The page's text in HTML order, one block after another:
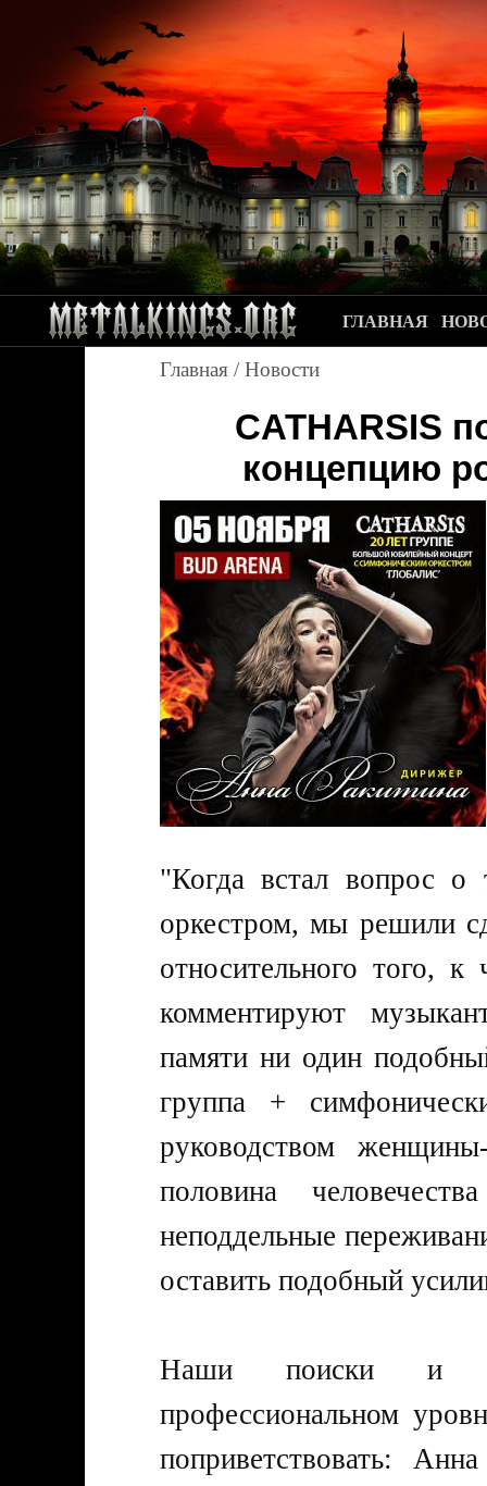
ГЛАВНАЯ
Главная / Новости
CATHARSIS
концепцию
"Когда встал вопрос о
оркестром, мы решили
относительного того,
комментируют
памяти ни один
группа +
руководством
половина
неподдельные
оставить подобный
Наши поиски и
профессиональном
поприветствовать: